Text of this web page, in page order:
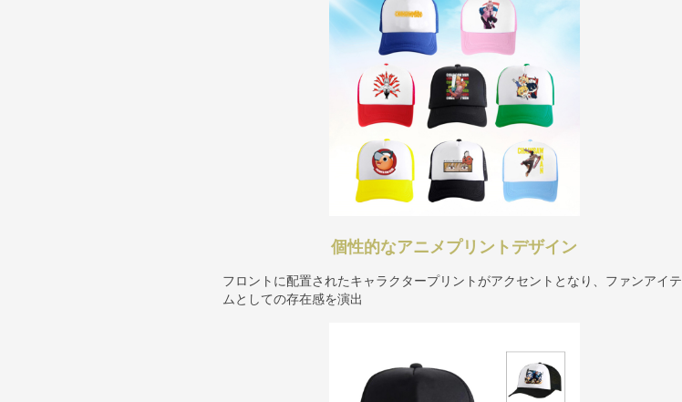
個性的なアニメプリントデザイン
フロントに配置されたキャラクタープリントがアクセントとなり、ファンアイテ
ムとしての存在感を演出